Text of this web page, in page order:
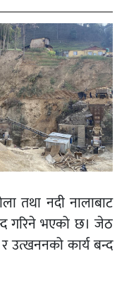
तथा नदी नालाबाट
गरिने भएको छ। जेठ
उत्खननको कार्य बन्द